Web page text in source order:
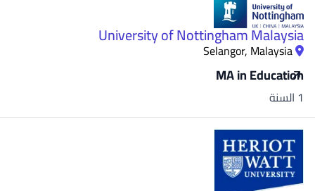
University of Nottingham Malaysia
Selangor, Malaysia
MA in Education
1 السنة